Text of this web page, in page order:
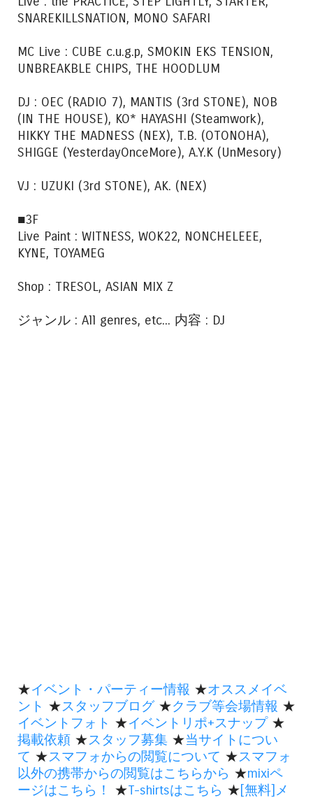
SNAREKILLSNATION, MONO SAFARI
MC Live : CUBE c.u.g.p, SMOKIN EKS TENSION,
UNBREAKBLE CHIPS, THE HOODLUM
DJ : OEC (RADIO 7), MANTIS (3rd STONE), NOB
(IN THE HOUSE), KO* HAYASHI (Steamwork),
HIKKY THE MADNESS (NEX), T.B. (OTONOHA),
SHIGGE (YesterdayOnceMore), A.Y.K (UnMesory)
VJ : UZUKI (3rd STONE), AK. (NEX)
■3F
Live Paint : WITNESS, WOK22, NONCHELEEE,
KYNE, TOYAMEG
Shop : TRESOL, ASIAN MIX Z
ジャンル : All genres, etc... 内容 : DJ
★イベント・パーティー情報 ★オススメイベ
ント ★スタッフブログ ★クラブ等会場情報 ★
イベントフォト ★イベントリポ+スナップ★
掲載依頼 ★スタッフ募集 ★当サイトについ
て ★スマフォからの閲覧について ★スマフォ
以外の携帯からの閲覧はこちらから ★mixiペ
ージはこちら！
★T-shirtsはこちら ★[無料]メ